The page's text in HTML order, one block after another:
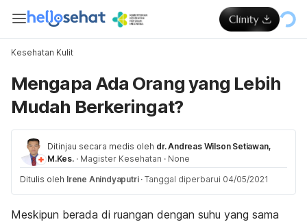
Kesehatan Kulit
Mengapa Ada Orang yang Lebih
Mudah Berkeringat?
Ditinjau secara medis oleh dr. Andreas Wilson Setiawan,
M.Kes. · Magister Kesehatan · None
Ditulis oleh Irene Anindyaputri · Tanggal diperbarui 04/05/2021
Meskipun berada di ruangan dengan suhu yang sama